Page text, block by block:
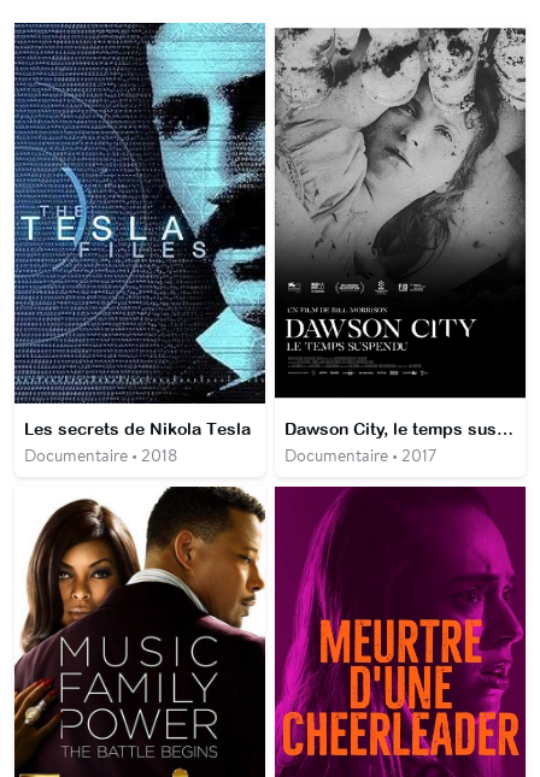
Les secrets de Nikola Tesla
Documentaire • 2018
Dawson City, le temps suspendu
Documentaire • 2017